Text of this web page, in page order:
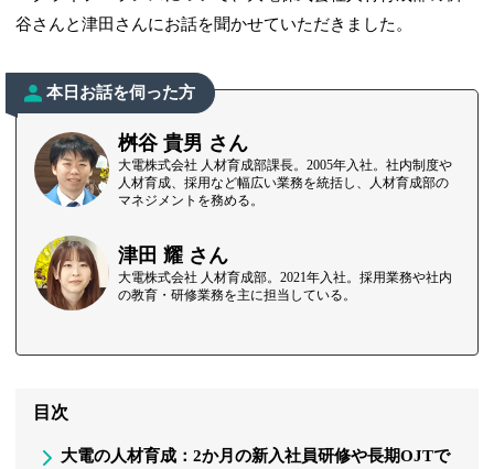
谷さんと津田さんにお話を聞かせていただきました。
本日お話を伺った方
桝谷 貴男 さん
大電株式会社 人材育成部課長。2005年入社。社内制度や
人材育成、採用など幅広い業務を統括し、人材育成部の
マネジメントを務める。
津田 耀 さん
大電株式会社 人材育成部。2021年入社。採用業務や社内
の教育・研修業務を主に担当している。
目次
大電の人材育成：2か月の新入社員研修や長期OJTで